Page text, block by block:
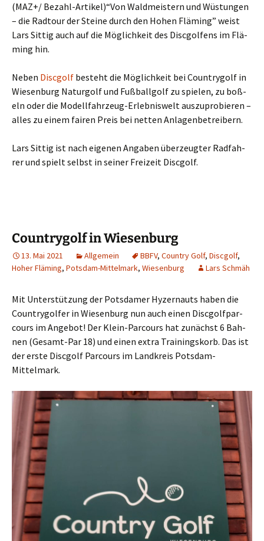
(MAZ+/ Bezahl-Artikel)“Von Wald­meis­tern und Wüs­tun­gen
– die Rad­tour der Stei­ne durch den Hohen Flä­ming” weist
Lars Sit­tig auch auf die Mög­lich­keit des Disc­gol­fens im Flä­
ming hin.
Neben Disc­golf besteht die Mög­lich­keit bei Coun­try­golf in
Wie­sen­burg Natur­golf und Fuß­ball­golf zu spie­len, zu boß­
eln oder die Modell­fahr­zeug-Erleb­nis­welt aus­zu­pro­bie­ren –
alles zu einem fai­ren Preis bei net­ten Anlagenbetreibern.
Lars Sit­tig ist nach eige­nen Anga­ben über­zeug­ter Rad­fah­
rer und spielt selbst in sei­ner Frei­zeit Discgolf.
Countrygolf in Wiesenburg
13. Mai 2021 Allgemein BBFV, Country Golf, Discgolf,
Hoher Fläming, Potsdam-Mittelmark, Wiesenburg Lars Schmäh
Mit Unter­stüt­zung der Pots­da­mer Hyzer­n­auts haben die
Coun­try­gol­fer in Wie­sen­burg nun auch einen Disc­golf­par­
cours im Ange­bot! Der Klein-Par­cours hat zunächst 6 Bah­
nen (Gesamt-Par 18) und einen extra Trai­nings­korb. Das ist
der ers­te Disc­golf Par­cours im Land­kreis Potsdam-
Mittelmark.